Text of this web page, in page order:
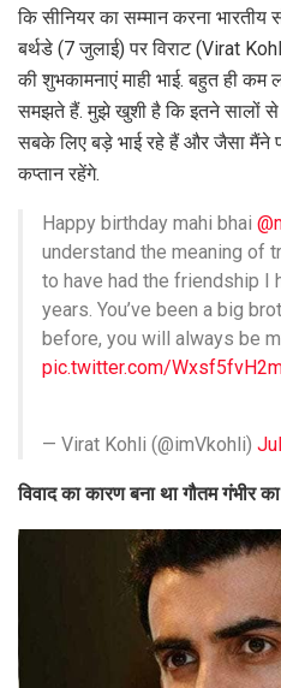
क‍ि सीन‍ियर का सम्‍मान करना
बर्थडे (7 जुलाई) पर व‍िराट (Virat
की शुभकामनाएं माही भाई. बहुत ही
समझते हैं. मुझे खुशी है कि इतने सालों
सबके लिए बड़े भाई रहे हैं और जैसा मैंने
कप्तान रहेंगे.
Happy birthday mahi bhai
understand the meaning of
to have had the friendship I
years. You’ve been a big
before, you will always be
pic.twitter.com/
— Virat Kohli (@imVkohli)
व‍िवाद का कारण बना था गौतम गंभीर